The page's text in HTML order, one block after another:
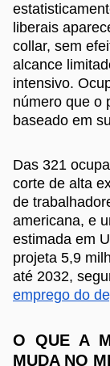
liberais
collar, sem
alcance
intensivo.
número que o
baseado em
Das 321
corte de alta
de
americana, e
estimada em
projeta 5,9
até 2032,
emprego do
O QUE A
MUDA NO